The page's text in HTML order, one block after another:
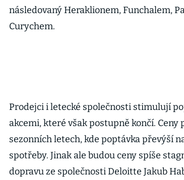
následovaný Heraklionem, Funchalem,
Curychem.
Prodejci i letecké společnosti stimulují
akcemi, které však postupně končí.
sezonních letech, kde poptávka převýší
spotřeby. Jinak ale budou ceny spíše
dopravu ze společnosti Deloitte Jakub